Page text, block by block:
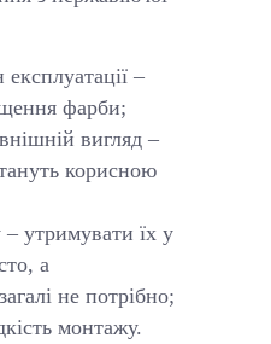
–
фарби;
вигляд –
корисною
– утримувати їх у
а
не потрібно;
монтажу.